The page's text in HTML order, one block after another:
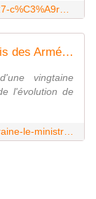
Guerre en Ukraine: le ministre français des Armées, Sébastien Lecornu, en visite à Kiev
vingtaine
l'évolution de